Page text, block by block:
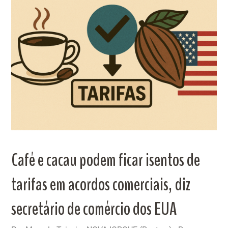
Café e cacau podem ficar isentos de
tarifas em acordos comerciais, diz
secretário de comércio dos EUA